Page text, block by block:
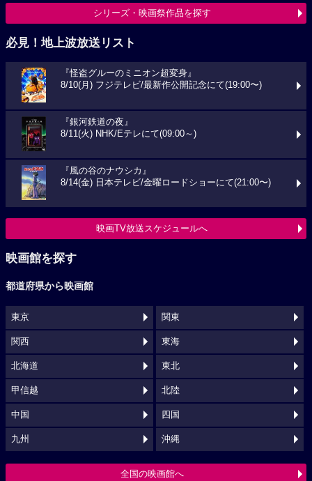
シリーズ・映画祭作品を探す
必見！地上波放送リスト
『怪盗グルーのミニオン超変身』
8/10(月) フジテレビ/最新作公開記念にて(19:00〜)
『銀河鉄道の夜』
8/11(火) NHK/Eテレにて(09:00～)
『風の谷のナウシカ』
8/14(金) 日本テレビ/金曜ロードショーにて(21:00〜)
映画TV放送スケジュールへ
映画館を探す
都道府県から映画館
東京 関東
関西 東海
北海道 東北
甲信越 北陸
中国 四国
九州 沖縄
全国の映画館へ